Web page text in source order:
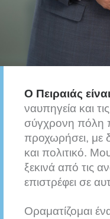
Ο Πειραιάς
ναυπηγεία και
σύγχρονη πόλη
προχωρήσει,
και πολιτικό.
ξεκινά από τις
επιστρέφει σε
Οραματίζομαι